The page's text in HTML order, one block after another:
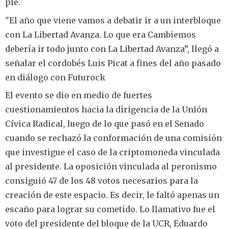
pie.
"El año que viene vamos a debatir ir a un interbloque
con La Libertad Avanza. Lo que era Cambiemos
debería ir todo junto con La Libertad Avanza”, llegó a
señalar el cordobés Luis Picat a fines del año pasado
en diálogo con Futurock
El evento se dio en medio de fuertes
cuestionamientos hacia la dirigencia de la Unión
Cívica Radical, luego de lo que pasó en el Senado
cuando se rechazó la conformación de una comisión
que investigue el caso de la criptomoneda vinculada
al presidente. La oposición vinculada al peronismo
consiguió 47 de los 48 votos necesarios para la
creación de este espacio. Es decir, le faltó apenas un
escaño para lograr su cometido. Lo llamativo fue el
voto del presidente del bloque de la UCR, Eduardo